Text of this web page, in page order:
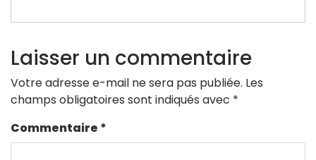
Laisser un commentaire
Votre adresse e-mail ne sera pas publiée. Les
champs obligatoires sont indiqués avec *
Commentaire *